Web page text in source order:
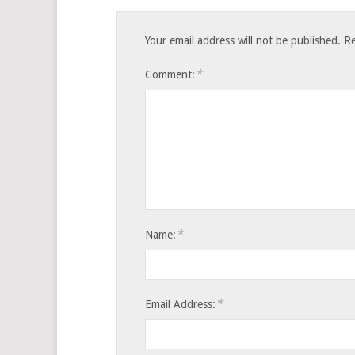
Your email address will not be published.
Comment: *
Name: *
Email Address: *